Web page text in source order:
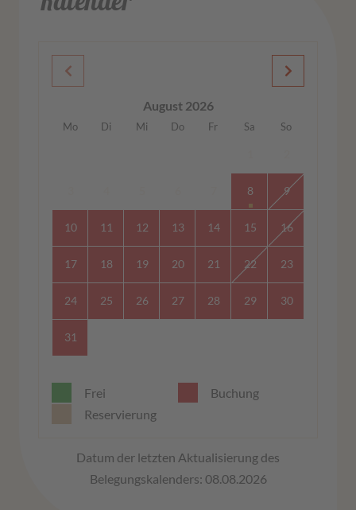
August 2026
Mo Di Mi Do Fr Sa So
8 9
10 11 12 13 14 15 16
17 18 19 20 21 22 23
24 25 26 27 28 29 30
31
Frei
Buchung
Reservierung
Datum der letzten Aktualisierung des
Belegungskalenders: 08.08.2026